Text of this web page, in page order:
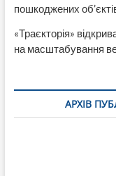
пошкоджених
«Траєкторія»
на масштабування
АРХІВ